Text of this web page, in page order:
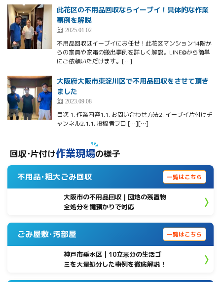
此花区の不用品回収ならイーブイ！具体的な作業
事例を解説
2025.01.02
不用品回収はイーブイにお任せ！此花区マンション14階か
らの家具や家電の搬出事例を詳しく解説。LINE@から簡単
にご依頼いただけます。[…]
大阪府大阪市東淀川区で不用品回収をさせて頂き
ました
2023.09.08
目次 1. 作業内容1.1. お問い合わせ方法2. イーブイ片付けチ
ャンネル2.1.1. 投稿者プロ […][…]
回収･片付け作業現場の様子
不用品･粗大ごみ回収 一覧はこちら
大阪市の不用品回収｜団地の残置物
全処分を鍵預かりで対応
ごみ屋敷･汚部屋 一覧はこちら
神戸市垂水区 | 10立米分の生活ゴ
ミを大量処分した事例を徹底解説！